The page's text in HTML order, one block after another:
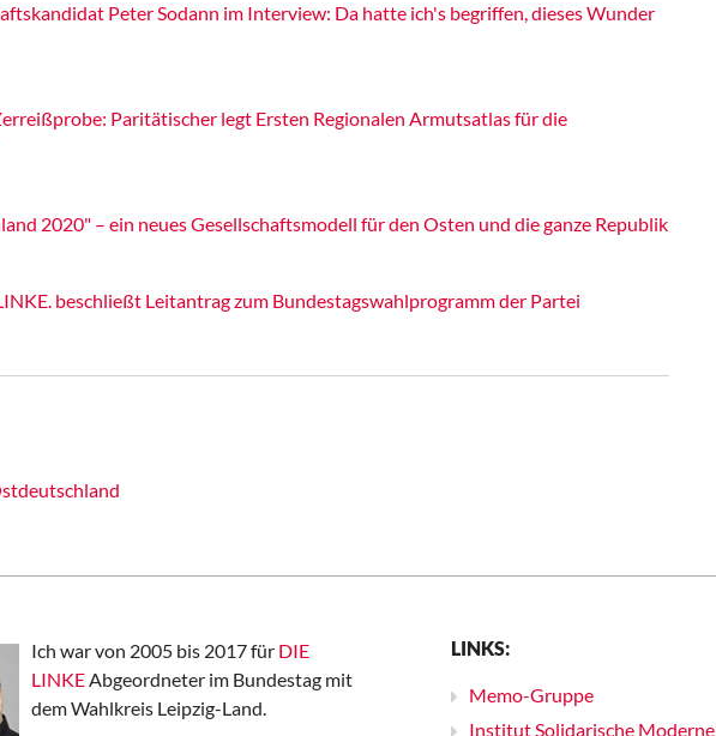
Peter Sodann im Interview: Da hatte ich's begriffen, dieses Wunder
Paritätischer legt Ersten Regionalen Armutsatlas für die
2020" – ein neues Gesellschaftsmodell für den Osten und die ganze Republik
beschließt Leitantrag zum Bundestagswahlprogramm der Partei
Ich war von 2005 bis 2017 für DIE
LINKEAbgeordneter im Bundestag mit
dem Wahlkreis Leipzig-Land.
LINKS:
Memo-Gruppe
Institut Solidarische Moderne